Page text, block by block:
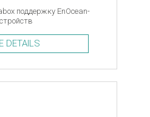
поддержку EnOcean-
DETAILS